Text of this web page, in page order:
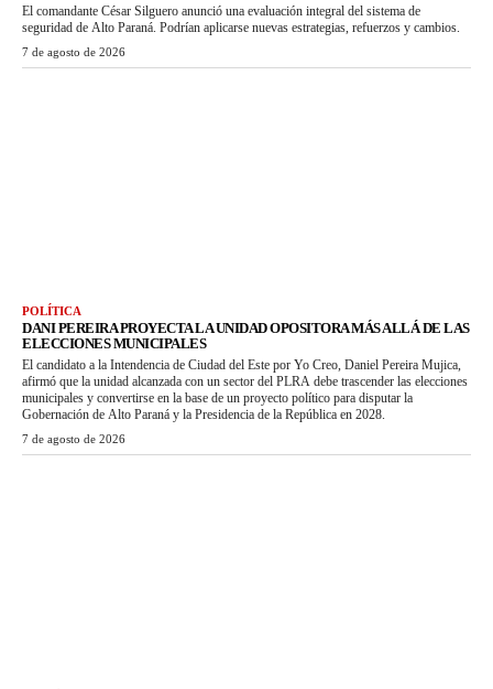
El comandante César Silguero anunció una evaluación integral del sistema de
seguridad de Alto Paraná. Podrían aplicarse nuevas estrategias, refuerzos y cambios.
7 de agosto de 2026
POLÍTICA
DANI PEREIRA PROYECTA LA UNIDAD OPOSITORA MÁS ALLÁ DE LAS
ELECCIONES MUNICIPALES
El candidato a la Intendencia de Ciudad del Este por Yo Creo, Daniel Pereira Mujica,
afirmó que la unidad alcanzada con un sector del PLRA debe trascender las elecciones
municipales y convertirse en la base de un proyecto político para disputar la
Gobernación de Alto Paraná y la Presidencia de la República en 2028.
7 de agosto de 2026